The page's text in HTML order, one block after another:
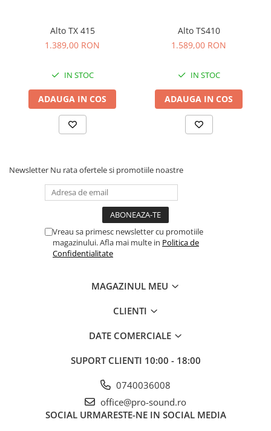
Instrumente traditionale
Accesorii Pick-up si Vinyl
CD Playere DJ
Samplere si controllere
Stative si pupitre DJ
Cabluri si conectori
Cabluri de microfon
Cabluri MIDI si audio digitale
Conectori
Alto TX 415
1.389,00 RON
IN STOC
ADAUGA IN COS
Alto TS410
1.589,00 RON
IN STOC
ADAUGA IN COS
Newsletter Nu rata ofertele si promotiile noastre
Vreau sa primesc newsletter cu promotiile
magazinului. Afla mai multe in Politica de
Confidentialitate
MAGAZINUL MEU
CLIENTI
DATE COMERCIALE
SUPORT CLIENTI 10:00 - 18:00
0740036008
office@pro-sound.ro
SOCIAL URMARESTE-NE IN SOCIAL MEDIA